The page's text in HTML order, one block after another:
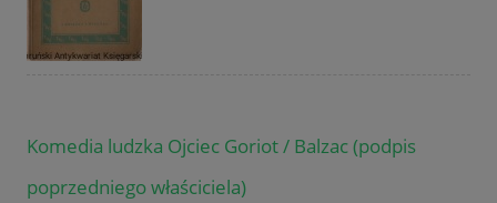
Komedia ludzka Ojciec Goriot / Balzac (podpis
poprzedniego właściciela)